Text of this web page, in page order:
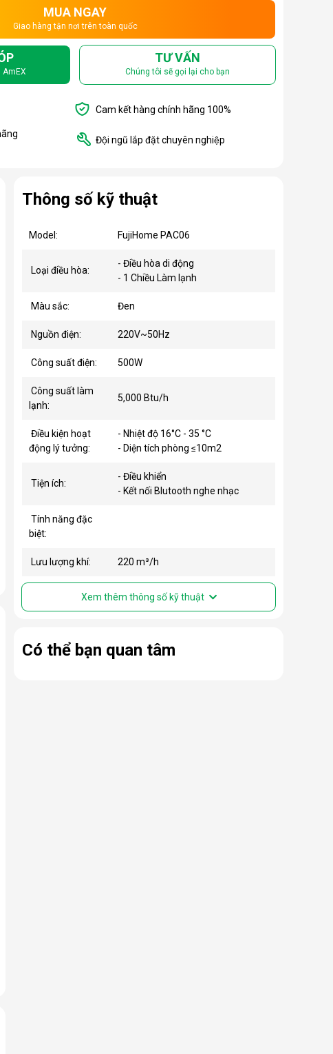
MUA NGAY
Giao hàng tận nơi trên toàn quốc
AmEX
TƯ VẤN
Chúng tôi sẽ gọi lại cho bạn
Cam kết hàng chính hãng 100%
Đội ngũ lắp đặt chuyên nghiệp
Thông số kỹ thuật
Model: FujiHome PAC06
Loại điều hòa:
- Điều hòa di động
- 1 Chiều Làm lạnh
Màu sắc: Đen
Nguồn điện: 220V~50Hz
Công suất điện: 500W
Công suất làm
lạnh:
5,000 Btu/h
Điều kiện hoạt
động lý tưởng:
- Nhiệt độ 16°C - 35 °C
- Diện tích phòng ≤10m2
Tiện ích:
- Điều khiển
- Kết nối Blutooth nghe nhạc
Tính năng đặc
biệt:
Lưu lượng khí: 220 m³/h
Xem thêm thông số kỹ thuật
Có thể bạn quan tâm